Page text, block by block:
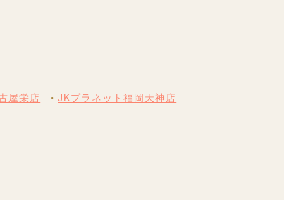
屋栄店 JKプラネット福岡天神店